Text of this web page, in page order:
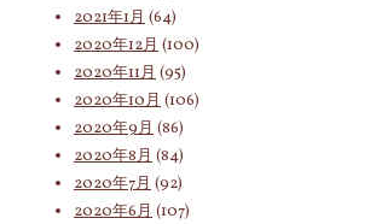
2021年1月 (64)
2020年12月 (100)
2020年11月 (95)
2020年10月 (106)
2020年9月 (86)
2020年8月 (84)
2020年7月 (92)
2020年6月 (107)